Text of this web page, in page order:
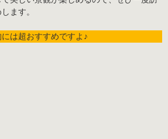
ます。
は超おすすめですよ♪